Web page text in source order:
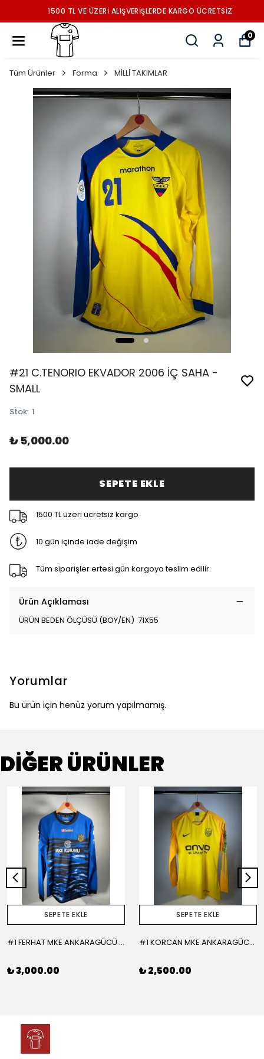
1500 TL VE ÜZERİ ALIŞVERİŞLERDE KARGO ÜCRETSİZ
0
Tüm Ürünler Forma MİLLİ TAKIMLAR
#21 C.TENORIO EKVADOR 2006 İÇ SAHA -
SMALL
Stok: 1
₺ 5,000.00
SEPETE EKLE
1500 TL üzeri ücretsiz kargo
10 gün içinde iade değişim
Tüm siparişler ertesi gün kargoya teslim edilir.
Ürün Açıklaması
ÜRÜN BEDEN ÖLÇÜSÜ (BOY/EN) 71X55
Yorumlar
Bu ürün için henüz yorum yapılmamış.
DİĞER ÜRÜNLER
SEPETE EKLE
#1 FERHAT MKE ANKARAGÜCÜ 2015-2016 KALECİ - LARGE
₺ 3,000.00
SEPETE EKLE
#1 KORCAN MKE ANKARAGÜCÜ 2019-2020 KALECİ - MEDIUM
₺ 2,500.00